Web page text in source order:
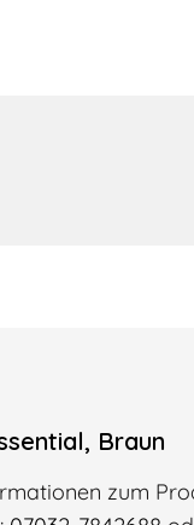
Braun
zum